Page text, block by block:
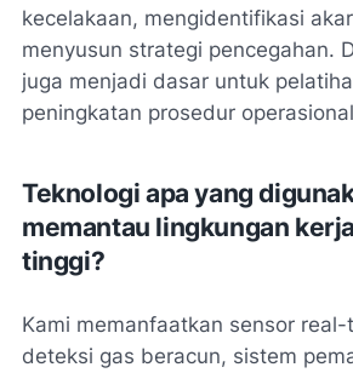
kecelakaan, mengidentifikasi
menyusun strategi pencegahan.
juga menjadi dasar untuk
peningkatan prosedur
Teknologi apa yang
memantau lingkungan
tinggi?
Kami memanfaatkan sensor
deteksi gas beracun, sistem